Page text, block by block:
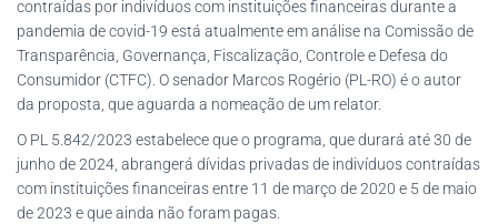
contraídas por indivíduos com instituições financeiras durante a
pandemia de covid-19 está atualmente em análise na Comissão de
Transparência, Governança, Fiscalização, Controle e Defesa do
Consumidor (CTFC). O senador Marcos Rogério (PL-RO) é o autor
da proposta, que aguarda a nomeação de um relator.
O PL 5.842/2023 estabelece que o programa, que durará até 30 de
junho de 2024, abrangerá dívidas privadas de indivíduos contraídas
com instituições financeiras entre 11 de março de 2020 e 5 de maio
de 2023 e que ainda não foram pagas.